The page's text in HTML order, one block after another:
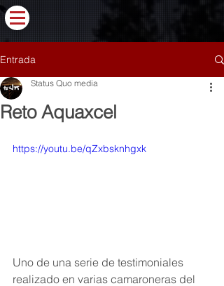
Entrada
Reto Aquaxcel
Status Quo media
https://youtu.be/qZxbsknhgxk
Uno de una serie de testimoniales
realizado en varias camaroneras del